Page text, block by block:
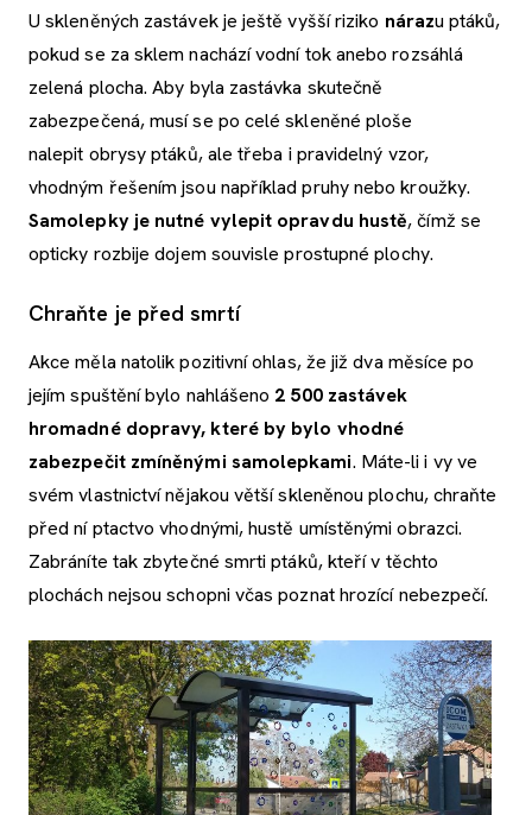
U skleněných zastávek je ještě vyšší riziko nárazu ptáků,
pokud se za sklem nachází vodní tok anebo rozsáhlá
zelená plocha. Aby byla zastávka skutečně
zabezpečená, musí se po celé skleněné ploše
nalepit obrysy ptáků, ale třeba i pravidelný vzor,
vhodným řešením jsou například pruhy nebo kroužky.
Samolepky je nutné vylepit opravdu hustě, čímž se
opticky rozbije dojem souvisle prostupné plochy.
Chraňte je před smrtí
Akce měla natolik pozitivní ohlas, že již dva měsíce po
jejím spuštění bylo nahlášeno 2 500 zastávek
hromadné dopravy, které by bylo vhodné
zabezpečit zmíněnými samolepkami. Máte-li i vy ve
svém vlastnictví nějakou větší skleněnou plochu, chraňte
před ní ptactvo vhodnými, hustě umístěnými obrazci.
Zabráníte tak zbytečné smrti ptáků, kteří v těchto
plochách nejsou schopni včas poznat hrozící nebezpečí.